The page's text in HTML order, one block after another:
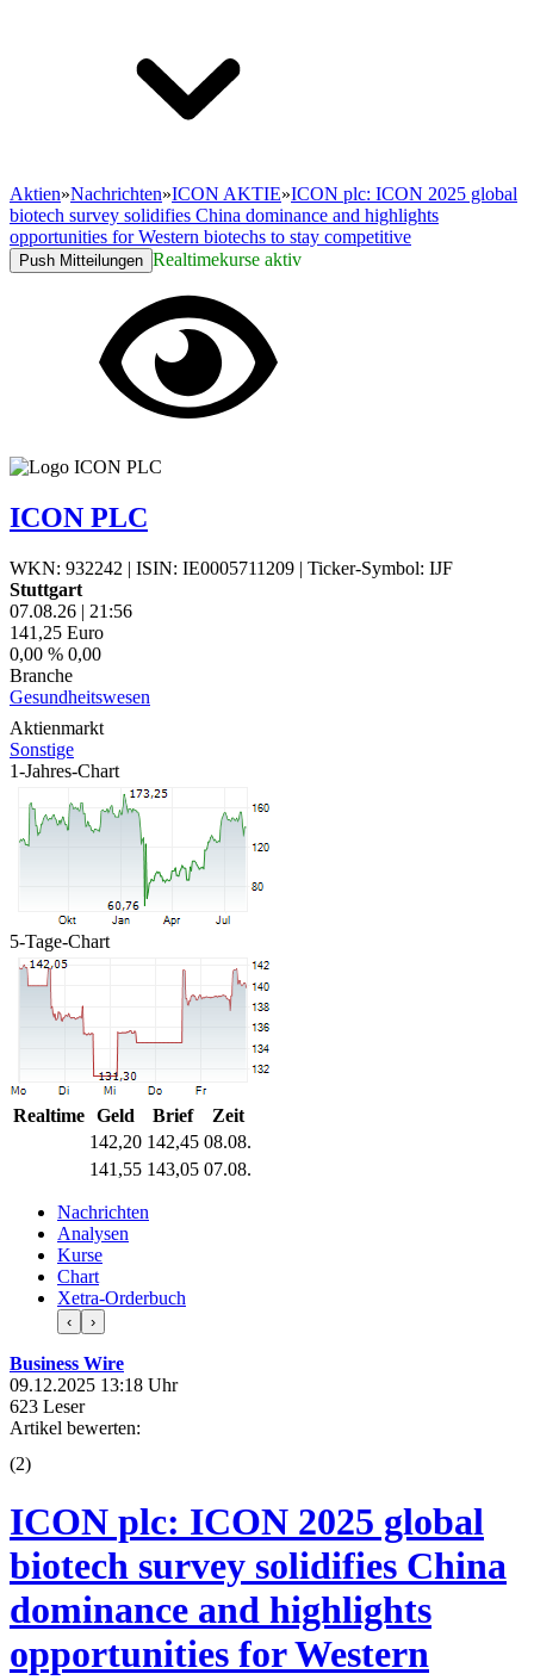
Aktien»Nachrichten»ICON AKTIE»ICON plc: ICON 2025 global
biotech survey solidifies China dominance and highlights
opportunities for Western biotechs to stay competitive
Push Mitteilungen Realtimekurse aktiv
ICON PLC
WKN: 932242 | ISIN: IE0005711209 | Ticker-Symbol: IJF
Stuttgart
07.08.26 | 21:56
141,25 Euro
0,00 % 0,00
Branche
Gesundheitswesen
Aktienmarkt
Sonstige
1-Jahres-Chart
5-Tage-Chart
Realtime Geld Brief
Zeit
142,20 142,45 08.08.
141,55 143,05 07.08.
Nachrichten
Analysen
Kurse
Chart
Xetra-Orderbuch
‹ ›
Business Wire
09.12.2025 13:18 Uhr
623 Leser
Artikel bewerten:
(2)
ICON plc: ICON 2025 global
biotech survey solidifies China
dominance and highlights
opportunities for Western